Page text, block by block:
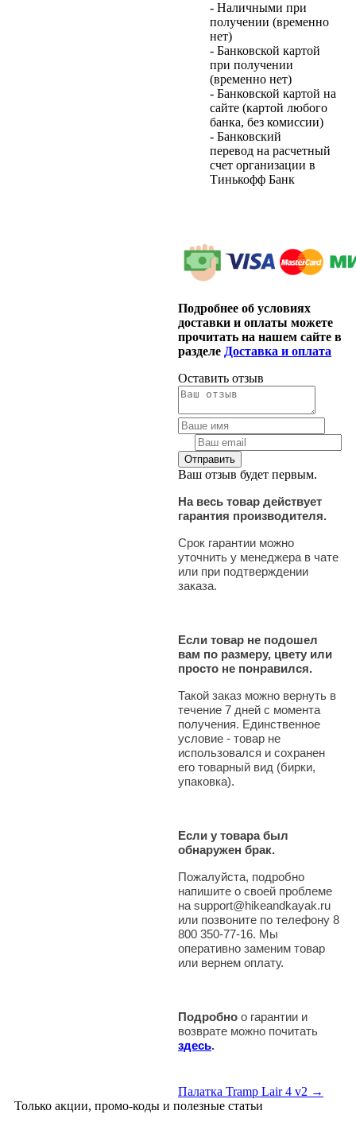
- Наличными при
получении (временно
нет)
- Банковской картой
при получении
(временно нет)
- Банковской картой на
сайте (картой любого
банка, без комиссии)
- Банковский
перевод на расчетный
счет организации в
Тинькофф Банк
Подробнее об условиях
доставки и оплаты можете
прочитать на нашем сайте в
разделе Доставка и оплата
Оставить отзыв
Ваш отзыв будет первым.
На весь товар действует
гарантия производителя.
Срок гарантии можно
уточнить у менеджера в чате
или при подтверждении
заказа.
Если товар не подошел
вам по размеру, цвету или
просто не понравился.
Такой заказ можно вернуть в
течение 7 дней с момента
получения. Единственное
условие - товар не
использовался и сохранен
его товарный вид (бирки,
упаковка).
Если у товара был
обнаружен брак.
Пожалуйста, подробно
напишите о своей проблеме
на support@hikeandkayak.ru
или позвоните по телефону 8
800 350-77-16. Мы
оперативно заменим товар
или вернем оплату.
Подробно о гарантии и
возврате можно почитать
здесь.
Палатка Tramp Lair 4 v2 →
Только акции, промо-коды и полезные статьи